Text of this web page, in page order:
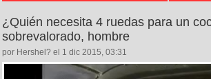
¿Quién necesita 4 ruedas para un
sobrevalorado, hombre
por Hershel? el 1 dic 2015, 03:31